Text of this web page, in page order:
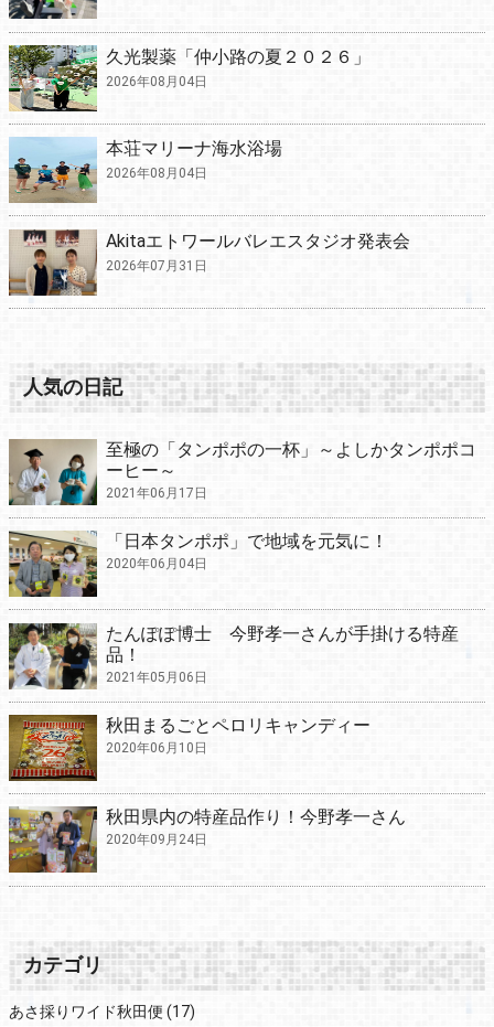
久光製薬「仲小路の夏２０２６」
2026年08月04日
本荘マリーナ海水浴場
2026年08月04日
Akitaエトワールバレエスタジオ発表会
2026年07月31日
人気の日記
至極の「タンポポの一杯」～よしかタンポポコ
ーヒー～
2021年06月17日
「日本タンポポ」で地域を元気に！
2020年06月04日
たんぽぽ博士 今野孝一さんが手掛ける特産
品！
2021年05月06日
秋田まるごとペロリキャンディー
2020年06月10日
秋田県内の特産品作り！今野孝一さん
2020年09月24日
カテゴリ
あさ採りワイド秋田便 (17)